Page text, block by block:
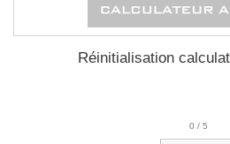
Réinitialisation
0 / 5